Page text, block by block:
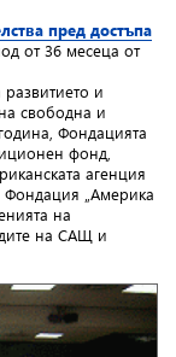
пред достъпа
от 36 месеца от
и
свободна и
Фондацията
фонд,
агенция
Фондация „Америка
на
на САЩ и